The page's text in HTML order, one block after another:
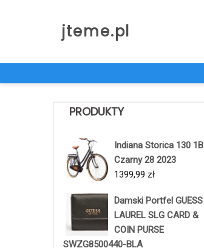
jteme.pl
PRODUKTY
Indiana Storica 130 1B
Czarny 28 2023
1399,99 zł
Damski Portfel GUESS
LAUREL SLG CARD &
COIN PURSE
SWZG8500440-BLA